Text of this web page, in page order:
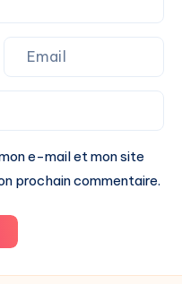
e-mail et mon site
prochain commentaire.